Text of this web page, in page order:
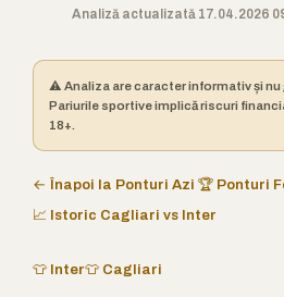
Analiză actualizată 17.04.2026
⚠️ Analiza are caracter informativ și nu
Pariurile sportive implică riscuri
18+.
← Înapoi la Ponturi Azi 🏆 Ponturi
📈 Istoric Cagliari vs Inter
👕 Inter👕 Cagliari